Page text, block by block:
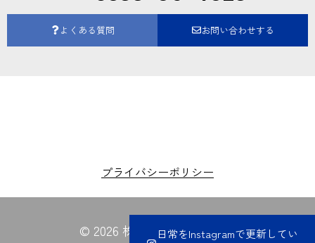
日常をInstagramで更新してい
よくある質問 お問い合わせする
プライバシーポリシー
© 2026 株式会社夏目電業所